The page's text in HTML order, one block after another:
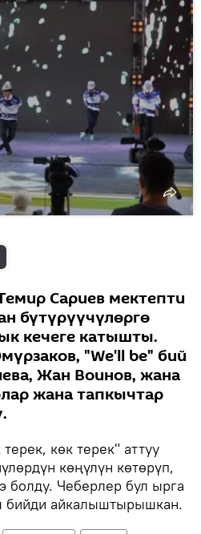
Сариев мектепти
бүтүрүүчүлөргө
кечеге катышты.
"We'll be" бий
Жан Воинов, жана
жана тапкычтар
көк терек" аттуу
көңүлүн көтөрүп,
болду. Чеберлер бул ырга
бийди айкалыштырышкан.